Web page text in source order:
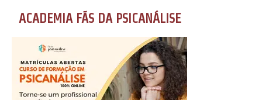
ACADEMIA FÃS DA PSICANÁLISE